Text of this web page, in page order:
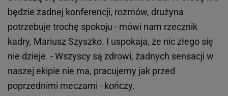
będzie żadnej konferencji, rozmów, drużyna
potrzebuje trochę spokoju - mówi nam rzecznik
kadry, Mariusz Szyszko. I uspokaja, że nic złego się
nie dzieje. - Wszyscy są zdrowi, żadnych sensacji w
naszej ekipie nie ma, pracujemy jak przed
poprzednimi meczami - kończy.